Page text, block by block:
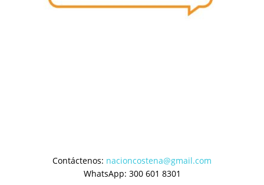
Contáctenos: nacioncostena@gmail.com
WhatsApp: 300 601 8301